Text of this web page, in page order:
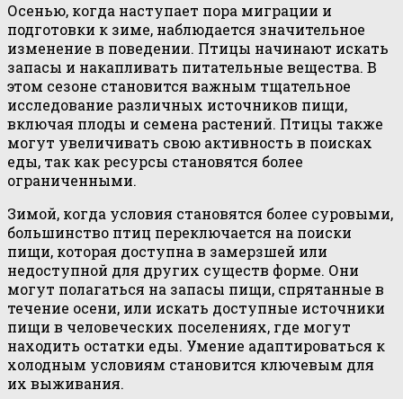
Осенью, когда наступает пора миграции и
подготовки к зиме, наблюдается значительное
изменение в поведении. Птицы начинают искать
запасы и накапливать питательные вещества. В
этом сезоне становится важным тщательное
исследование различных источников пищи,
включая плоды и семена растений. Птицы также
могут увеличивать свою активность в поисках
еды, так как ресурсы становятся более
ограниченными.
Зимой, когда условия становятся более суровыми,
большинство птиц переключается на поиски
пищи, которая доступна в замерзшей или
недоступной для других существ форме. Они
могут полагаться на запасы пищи, спрятанные в
течение осени, или искать доступные источники
пищи в человеческих поселениях, где могут
находить остатки еды. Умение адаптироваться к
холодным условиям становится ключевым для
их выживания.